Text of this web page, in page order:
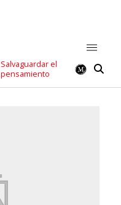
Salvaguardar el
pensamiento